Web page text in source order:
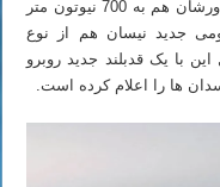
قدرت ترکیبی آن‌ها به 429 اسب بخار و گشتاورشان هم به 700 نیوتون متر
جدید نیسان هم از نوع
با یک قدبلند جدید روبرو
ها را اعلام کرده است.